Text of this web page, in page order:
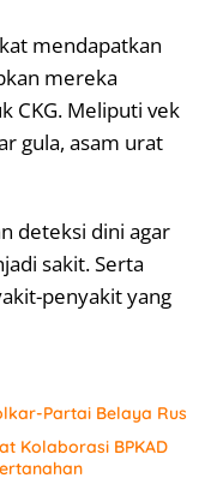
mendapatkan
mereka
CKG. Meliputi vek
gula, asam urat
deteksi dini agar
sakit. Serta
penyakit yang
Partai Belaya Rus
Kolaborasi BPKAD